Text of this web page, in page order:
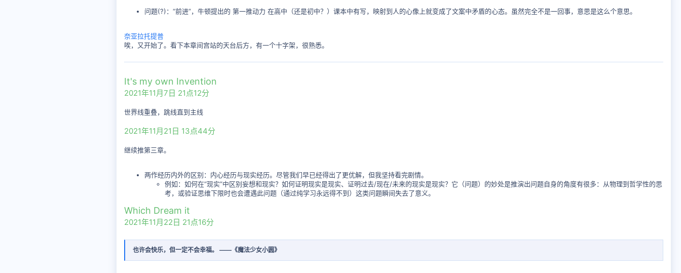
问题(?)：“前进”，牛顿提出的 第一推动力 在高中（还是初中？）课本中有写，映射到人的心像上就变成了文案中矛盾的心态。虽然完全不是一回事，意思是这么个意思。
奈亚拉托提普
唉，又开始了。看下本章间宫站的天台后方，有一个十字架，很熟悉。
It's my own Invention
2021年11月7日 21点12分
世界线重叠，跳线直到主线
2021年11月21日 13点44分
继续推第三章。
两作经历内外的区别：内心经历与现实经历。尽管我们早已经得出了更优解，但我坚持看完剧情。
例如：如何在“现实”中区别妄想和现实？如何证明现实是现实、证明过去/现在/未来的现实是现实？它（问题）的妙处是推演出问题自身的角度有很多：从物理到哲学性的思
考，或验证思维下限时也会遭遇此问题（通过纯学习永远得不到）这类问题瞬间失去了意义。
Which Dream it
2021年11月22日 21点16分
也许会快乐，但一定不会幸福。 ——《魔法少女小圆》